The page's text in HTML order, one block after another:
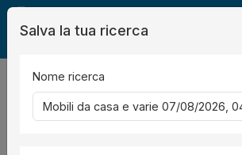
Legalmente Mobili
risultati
Salva la tua ricerca
Nome ricerca